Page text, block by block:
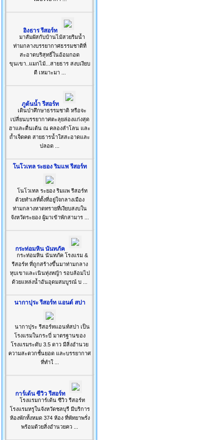
อิงธาร รีสอร์ท
มาสัมผัสกับบ้านไม้สวยริมน้ำ
ท่ามกลางบรรยากาศธรรมชาติที่
สะอาดบริสุทธิ์ในอ้อมกอด
ขุนเขา..แมกไม้...สายธาร สงบเงียบ
ดี เหมาะมา ...
ภูต้นน้ำ รีสอร์ท
เดินป่าศึกษาธรรมชาติ หรือจะ
เปลี่ยนบรรยากาศตะลุยล่องแก่งสุด
ฮาและตื่นเต้น ณ คลองลำโลน และ
ถ้ำเจ็ดคต สายธารน้ำใสสะอาดและ
ปลอด ...
โนโวเทล ระยอง ริมแพ รีสอร์ท
โนโวเทล ระยอง ริมแพ รีสอร์ท
ด้วยทำเลที่ตั้งที่อยู่ใจกลางเมือง
ท่ามกลางหาดทรายที่เงียบสงบใน
จังหวัดระยอง ผู้มาเข้าพักสามาร ...
กระท่อมหิน นันทภัค
กระท่อมหิน นันทภัค โรงแรม &
รีสอร์ท ที่ถูกสร้างขึ้นมาท่ามกลาง
หุบเขาและเนินทุ่งหญ้า รอบล้อมไป
ด้วยแหล่งน้ำอันอุดมสมบูรณ์ บ ...
นากาปุระ รีสอร์ท แอนด์ สปา
นากาปุระ รีสอร์ทแอนท์สปา เป็น
โรงแรมในกระบี่ มาตรฐานของ
โรงแรมระดับ 3.5 ดาว มีสิ่งอำนวย
ความสะดวกชั้นยอด และบรรยากาศ
ที่ทำใ ...
การ์เด้น ซีวิว รีสอร์ท
โรงแรมการ์เด้น ซีวิว รีสอร์ท
โรงแรมหรูในจังหวัดชลบุรี มีบริการ
ห้องพักทั้งหมด 374 ห้อง ที่พัทยาพรั่ง
พร้อมด้วยสิ่งอำนวยคว ...